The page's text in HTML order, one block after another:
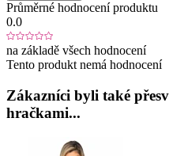
Průměrné hodnocení produktu
0.0
na základě všech hodnocení
Tento produkt nemá hodnocení
Zákazníci byli také
hračkami...